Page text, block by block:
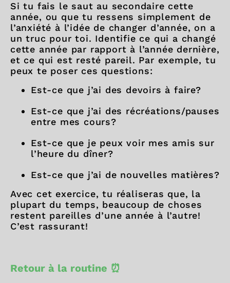
Si tu fais le saut au secondaire cette
année, ou que tu ressens simplement de
l’anxiété à l’idée de changer d’année, on a
un truc pour toi. Identifie ce qui a changé
cette année par rapport à l’année dernière,
et ce qui est resté pareil. Par exemple, tu
peux te poser ces questions:
Est-ce que j’ai des devoirs à faire?
Est-ce que j’ai des récréations/pauses
entre mes cours?
Est-ce que je peux voir mes amis sur
l’heure du dîner?
Est-ce que j’ai de nouvelles matières?
Avec cet exercice, tu réaliseras que, la
plupart du temps, beaucoup de choses
restent pareilles d’une année à l’autre!
C’est rassurant!
Retour à la routine ⏰